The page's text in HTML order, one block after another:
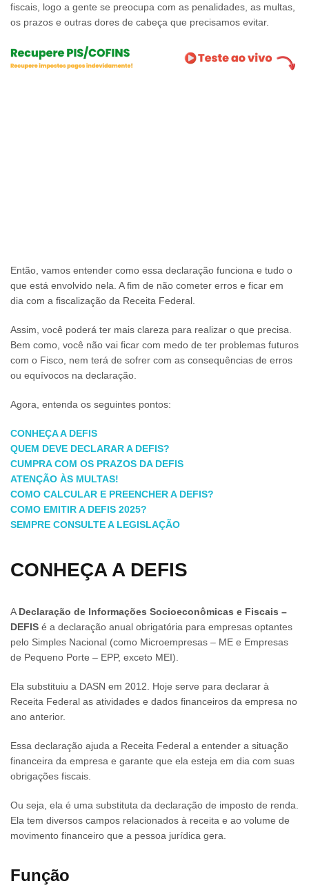
fiscais, logo a gente se preocupa com as penalidades, as multas,
os prazos e outras dores de cabeça que precisamos evitar.
Então, vamos entender como essa declaração funciona e tudo o
que está envolvido nela. A fim de não cometer erros e ficar em
dia com a fiscalização da Receita Federal.
Assim, você poderá ter mais clareza para realizar o que precisa.
Bem como, você não vai ficar com medo de ter problemas futuros
com o Fisco, nem terá de sofrer com as consequências de erros
ou equívocos na declaração.
Agora, entenda os seguintes pontos:
CONHEÇA A DEFIS
QUEM DEVE DECLARAR A DEFIS?
CUMPRA COM OS PRAZOS DA DEFIS
ATENÇÃO ÀS MULTAS!
COMO CALCULAR E PREENCHER A DEFIS?
COMO EMITIR A DEFIS 2025?
SEMPRE CONSULTE A LEGISLAÇÃO
CONHEÇA A DEFIS
A Declaração de Informações Socioeconômicas e Fiscais –
DEFIS é a declaração anual obrigatória para empresas optantes
pelo Simples Nacional (como Microempresas – ME e Empresas
de Pequeno Porte – EPP, exceto MEI).
Ela substituiu a DASN em 2012. Hoje serve para declarar à
Receita Federal as atividades e dados financeiros da empresa no
ano anterior.
Essa declaração ajuda a Receita Federal a entender a situação
financeira da empresa e garante que ela esteja em dia com suas
obrigações fiscais.
Ou seja, ela é uma substituta da declaração de imposto de renda.
Ela tem diversos campos relacionados à receita e ao volume de
movimento financeiro que a pessoa jurídica gera.
Função